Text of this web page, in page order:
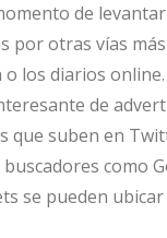
de
por otras vías
los diarios online.
de
que suben en
como
se pueden